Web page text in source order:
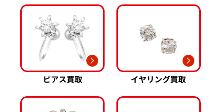
ピアス買取 イヤリング買取